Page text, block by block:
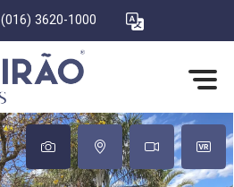
(016) 3620-1000